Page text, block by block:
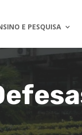
E PESQUISA